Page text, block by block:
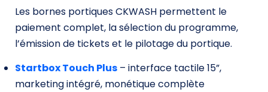
Les bornes portiques CKWASH permettent le
paiement complet, la sélection du programme,
l’émission de tickets et le pilotage du portique.
Startbox Touch Plus – interface tactile 15”,
marketing intégré, monétique complète